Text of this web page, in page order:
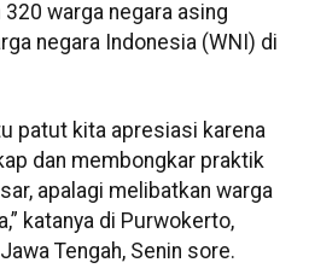
warga negara asing
negara Indonesia (WNI) di
patut kita apresiasi karena
dan membongkar praktik
apalagi melibatkan warga
katanya di Purwokerto,
Tengah, Senin sore.